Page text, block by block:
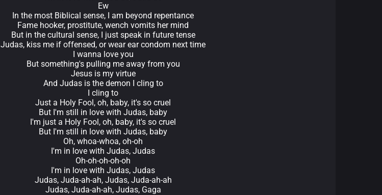
Ew
In the most Biblical sense, I am beyond repentance
Fame hooker, prostitute, wench vomits her mind
But in the cultural sense, I just speak in future tense
Judas, kiss me if offensed, or wear ear condom next time
I wanna love you
But something's pulling me away from you
Jesus is my virtue
And Judas is the demon I cling to
I cling to
Just a Holy Fool, oh, baby, it's so cruel
But I'm still in love with Judas, baby
I'm just a Holy Fool, oh, baby, it's so cruel
But I'm still in love with Judas, baby
Oh, whoa-whoa, oh-oh
I'm in love with Judas, Judas
Oh-oh-oh-oh-oh
I'm in love with Judas, Judas
Judas, Juda-ah-ah, Judas, Juda-ah-ah
Judas, Juda-ah-ah, Judas, Gaga